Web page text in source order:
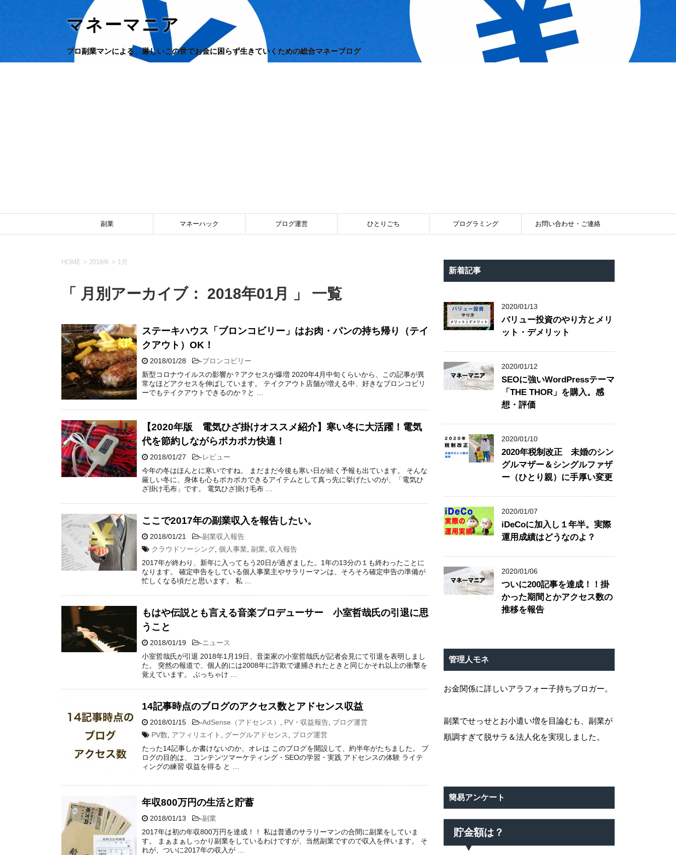
マネーマニア
プロ副業マンによる、厳しいこの世でお金に困らず生きていくための総合マネーブログ
副業 マネーハック ブログ運営 ひとりごち プログラミング お問い合わせ・ご連絡
HOME > 2018年 > 1月
「 月別アーカイブ： 2018年01月 」 一覧
ステーキハウス「ブロンコビリー」はお肉・パンの持ち帰り（テイ
クアウト）OK！
2018/01/28 -ブロンコビリー
新型コロナウイルスの影響か？アクセスが爆増 2020年4月中旬くらいから、この記事が異
常なほどアクセスを伸ばしています。 テイクアウト店舗が増える中、好きなブロンコビリ
ーでもテイクアウトできるのか？と …
【2020年版 電気ひざ掛けオススメ紹介】寒い冬に大活躍！電気
代を節約しながらポカポカ快適！
2018/01/27 -レビュー
今年の冬はほんとに寒いですね。 まだまだ今後も寒い日が続く予報も出ています。 そんな
厳しい冬に、身体も心もポカポカできるアイテムとして真っ先に挙げたいのが、「電気ひ
ざ掛け毛布」です。 電気ひざ掛け毛布 …
ここで2017年の副業収入を報告したい。
2018/01/21 -副業収入報告
クラウドソーシング 個人事業 副業
収入報告
2017年が終わり、新年に入ってもう20日が過ぎました。1年の13分の１も終わったことに
なります。 確定申告をしている個人事業主やサラリーマンは、そろそろ確定申告の準備が
忙しくなる頃だと思います。 私 …
もはや伝説とも言える音楽プロデューサー 小室哲哉氏の引退に思
うこと
2018/01/19 -ニュース
小室哲哉氏が引退 2018年1月19日、音楽家の小室哲哉氏が記者会見にて引退を表明しまし
た。 突然の報道で、個人的には2008年に詐欺で逮捕されたときと同じかそれ以上の衝撃を
覚えています。 ぶっちゃけ …
14記事時点のブログのアクセス数とアドセンス収益
2018/01/15 -AdSense（アドセンス） PV・収益報告 ブログ運営
PV数
アフィリエイト グーグルアドセンス
ブログ運営
たった14記事しか書けないのか、オレは このブログを開設して、約半年がたちました。 ブ
ログの目的は、 コンテンツマーケティング・SEOの学習・実践 アドセンスの体験 ライテ
ィングの練習 収益を得る と …
年収800万円の生活と貯蓄
2018/01/13 -副業
2017年は初の年収800万円を達成！！ 私は普通のサラリーマンの合間に副業をしていま
す。 まぁまぁしっかり副業をしているわけですが、当然副業ですので収入を伴います。 そ
れが、ついに2017年の収入が …
新着記事
2020/01/13
バリュー投資のやり方とメリ
ット・デメリット
2020/01/12
SEOに強いWordPressテーマ
「THE THOR」を購入。感
想・評価
2020/01/10
2020年税制改正 未婚のシン
グルマザー＆シングルファザ
ー（ひとり親）に手厚い変更
2020/01/07
iDeCoに加入し１年半。実際
運用成績はどうなのよ？
2020/01/06
ついに200記事を達成！！掛
かった期間とかアクセス数の
推移を報告
管理人モネ
お金関係に詳しいアラフォー子持ちブロガー。
副業でせっせとお小遣い増を目論むも、副業が
順調すぎて脱サラ＆法人化を実現しました。
簡易アンケート
貯金額は？